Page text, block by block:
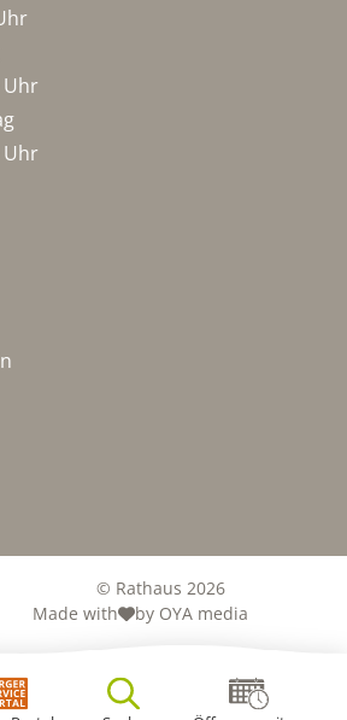
Uhr
Uhr
© Rathaus 2026
Made with
by OYA media